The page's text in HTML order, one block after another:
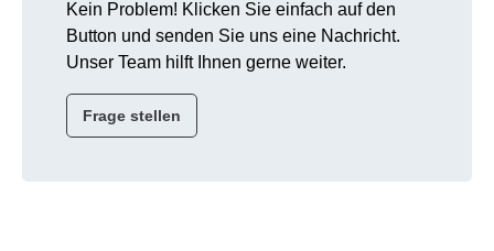
Kein Problem! Klicken Sie einfach auf den
Button und senden Sie uns eine Nachricht.
Unser Team hilft Ihnen gerne weiter.
Frage stellen